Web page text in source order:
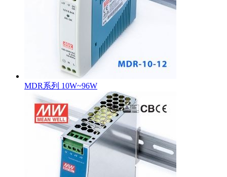
MDR系列 10W~96W